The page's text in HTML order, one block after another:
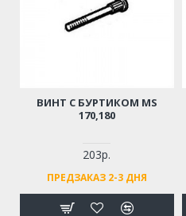
ВИНТ С БУРТИКОМ MS
170,180
203р.
ПРЕДЗАКАЗ 2-3 ДНЯ